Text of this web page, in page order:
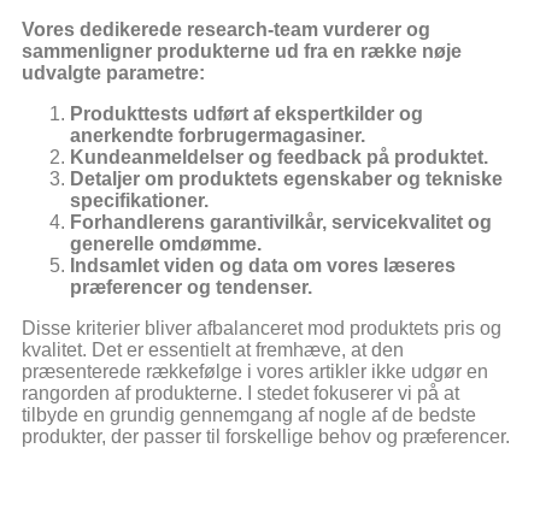
Vores dedikerede research-team vurderer og
sammenligner produkterne ud fra en række nøje
udvalgte parametre:
Produkttests udført af ekspertkilder og
anerkendte forbrugermagasiner.
Kundeanmeldelser og feedback på produktet.
Detaljer om produktets egenskaber og tekniske
specifikationer.
Forhandlerens garantivilkår, servicekvalitet og
generelle omdømme.
Indsamlet viden og data om vores læseres
præferencer og tendenser.
Disse kriterier bliver afbalanceret mod produktets pris og
kvalitet. Det er essentielt at fremhæve, at den
præsenterede rækkefølge i vores artikler ikke udgør en
rangorden af produkterne. I stedet fokuserer vi på at
tilbyde en grundig gennemgang af nogle af de bedste
produkter, der passer til forskellige behov og præferencer.